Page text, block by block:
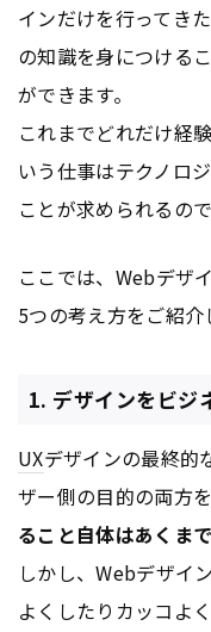
インだけを行ってき
の知識を身につける
ができます。
これまでどれだけ経
いう仕事はテクノロ
ことが求められるので
ここでは、Webデザ
5つの考え方をご紹介
1. デザインをビジ
UXデザインの最終的
ザー側の目的の両方
ること自体はあくま
しかし、Webデザイ
よくしたりカッコよ